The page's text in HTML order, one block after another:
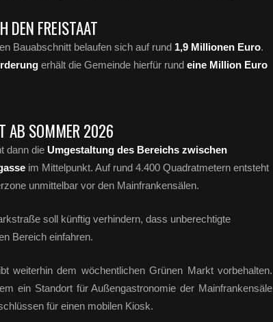
DEN FREISTAAT
Bauabschnitt belaufen sich auf rund 1,9 Millionen Euro.
erhält die Gemeinde hierfür rund eine Million Euro
AB SOMMER 2026
dann die Umgestaltung des Bereichs zwischen
im Mittelpunkt. Auf rund 4.400 Quadratmetern entsteht
unmittelbar vor den Mainfrankensälen.
soll künftig verhindern, dass unberechtigte
Bereich einfahren.
weiterhin dem wöchentlichen Grünen Markt vorbehalten.
ein Standort für Außengastronomie der Mainfrankensäle
für einen mobilen Kiosk.